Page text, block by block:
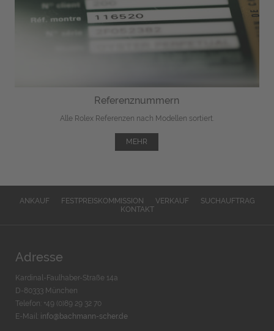
Referenznummern
Alle Rolex Referenzen nach Modellen sortiert.
MEHR
ANKAUF FESTPREISKOMMISSION VERKAUF
SUCHAUFTRAG
KONTAKT
Adresse
Kardinal-Faulhaber-Straße 14a
D-80333 München
Telefon: +49 (0)89 29 32 70
E-Mail: info@bachmann-scher.de